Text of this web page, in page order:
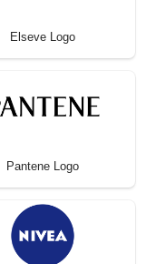
Elseve Logo
Pantene Logo